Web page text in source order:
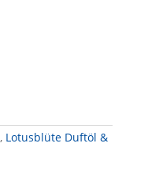
, Lotusblüte Duftöl &